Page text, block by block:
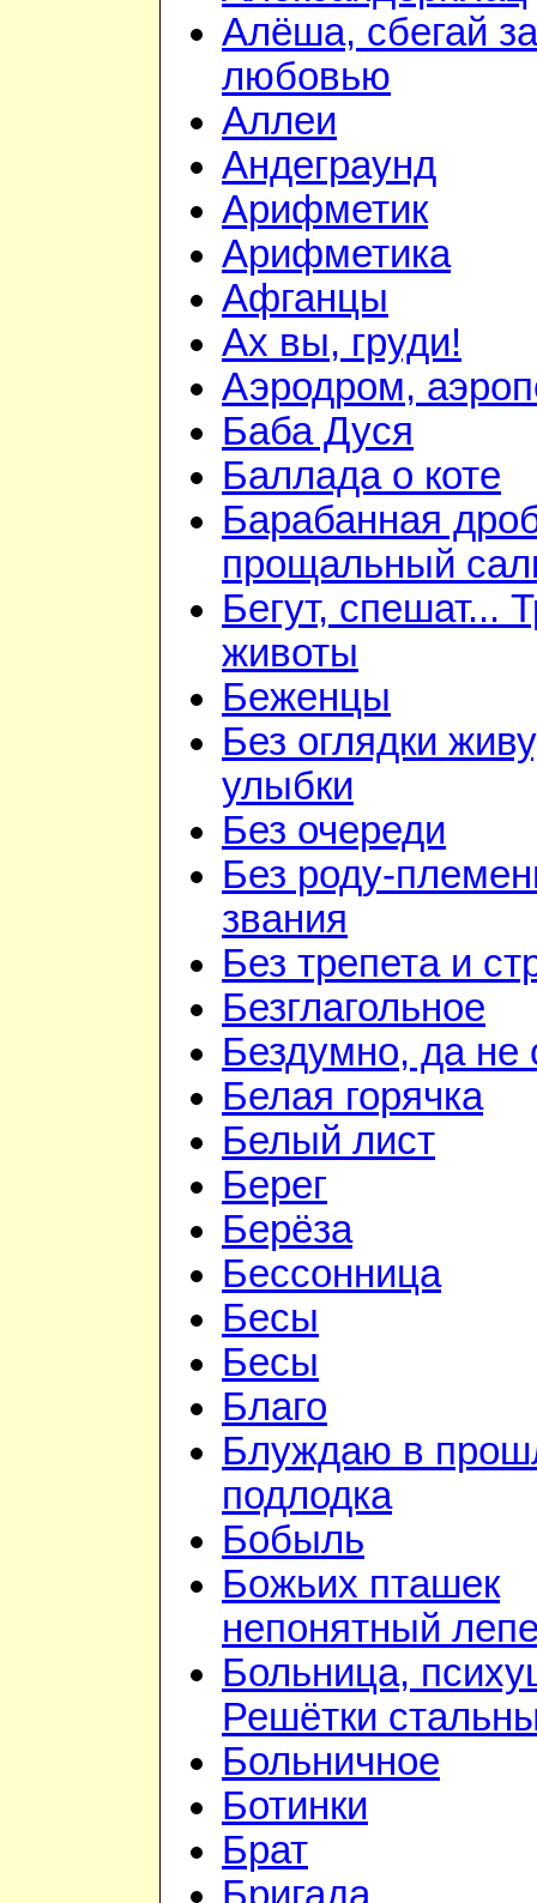
Алёша, сбегай за
любовью
Аллеи
Андеграунд
Арифметик
Арифметика
Афганцы
Ах вы, груди!
Аэродром,
Баба Дуся
Баллада о коте
Барабанная
прощальный
Бегут, спешат...
животы
Беженцы
Без оглядки
улыбки
Без очереди
Без роду-
звания
Без трепета и
Безглагольное
Бездумно, да не
Белая горячка
Белый лист
Берег
Берёза
Бессонница
Бесы
Бесы
Благо
Блуждаю в
подлодка
Бобыль
Божьих пташек
непонятный
Больница,
Решётки
Больничное
Ботинки
Брат